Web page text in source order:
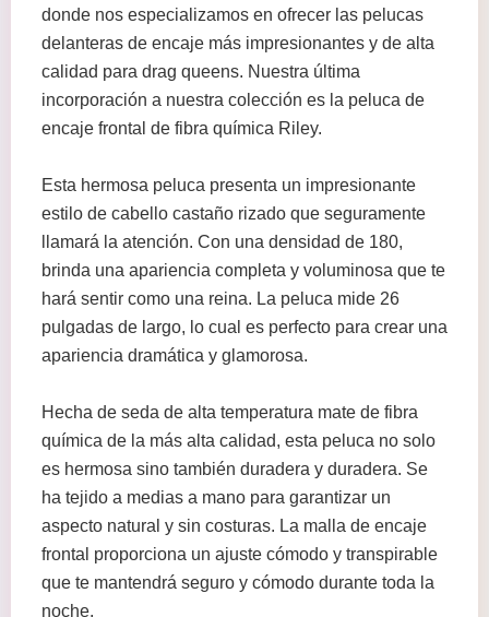
donde nos especializamos en ofrecer las pelucas
delanteras de encaje más impresionantes y de alta
calidad para drag queens. Nuestra última
incorporación a nuestra colección es la peluca de
encaje frontal de fibra química Riley.
Esta hermosa peluca presenta un impresionante
estilo de cabello castaño rizado que seguramente
llamará la atención. Con una densidad de 180,
brinda una apariencia completa y voluminosa que te
hará sentir como una reina. La peluca mide 26
pulgadas de largo, lo cual es perfecto para crear una
apariencia dramática y glamorosa.
Hecha de seda de alta temperatura mate de fibra
química de la más alta calidad, esta peluca no solo
es hermosa sino también duradera y duradera. Se
ha tejido a medias a mano para garantizar un
aspecto natural y sin costuras. La malla de encaje
frontal proporciona un ajuste cómodo y transpirable
que te mantendrá seguro y cómodo durante toda la
noche.